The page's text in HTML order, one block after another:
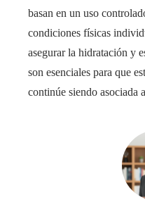
basan en un uso
condiciones físicas
asegurar la hidratación y
son esenciales para que
continúe siendo asociada